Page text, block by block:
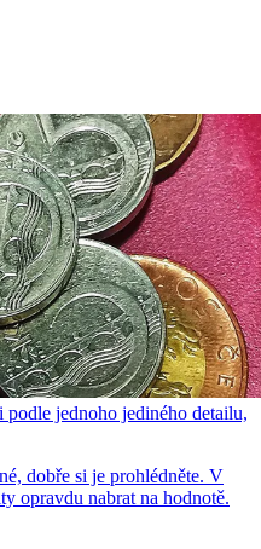
jednoho jediného detailu,
dobře si je prohlédněte. V
opravdu nabrat na hodnotě.